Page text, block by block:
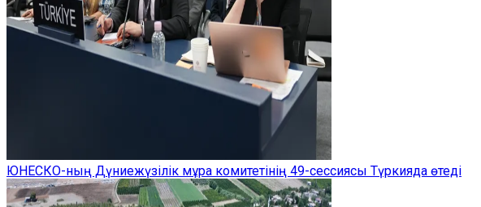
ЮНЕСКО-ның Дүниежүзілік мұра комитетінің 49-сессиясы Түркияда өтеді